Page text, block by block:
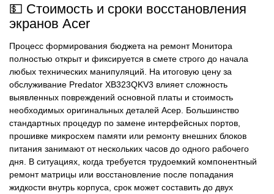
💵 Стоимость и сроки восстановления
экранов Acer
Процесс формирования бюджета на ремонт Монитора
полностью открыт и фиксируется в смете строго до начала
любых технических манипуляций. На итоговую цену за
обслуживание Predator XB323QKV3 влияет сложность
выявленных повреждений основной платы и стоимость
необходимых оригинальных деталей Асер. Большинство
стандартных процедур по замене интерфейсных портов,
прошивке микросхем памяти или ремонту внешних блоков
питания занимают от нескольких часов до одного рабочего
дня. В ситуациях, когда требуется трудоемкий компонентный
ремонт матрицы или восстановление после попадания
жидкости внутрь корпуса, срок может составить до двух